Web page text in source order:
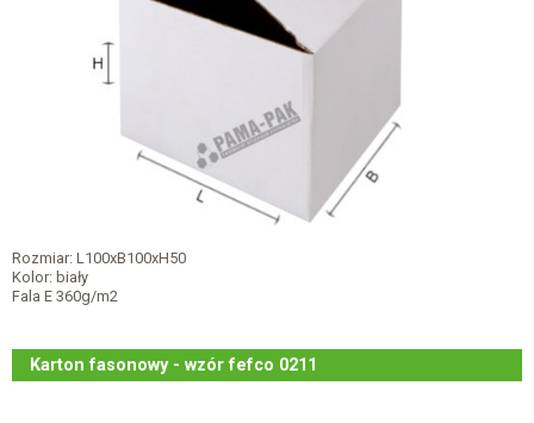
Rozmiar: L100xB100xH50
Kolor: biały
Fala E 360g/m2
Karton fasonowy - wzór fefco 0211